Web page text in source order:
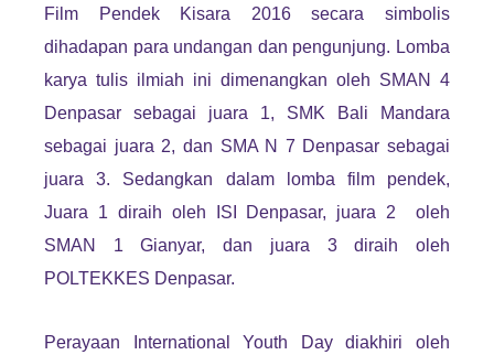
Film Pendek Kisara 2016 secara simbolis
dihadapan para undangan dan pengunjung. Lomba
karya tulis ilmiah ini dimenangkan oleh SMAN 4
Denpasar sebagai juara 1, SMK Bali Mandara
sebagai juara 2, dan SMA N 7 Denpasar sebagai
juara 3. Sedangkan dalam lomba film pendek,
Juara 1 diraih oleh ISI Denpasar, juara 2 oleh
SMAN 1 Gianyar, dan juara 3 diraih oleh
POLTEKKES Denpasar.
Perayaan International Youth Day diakhiri oleh